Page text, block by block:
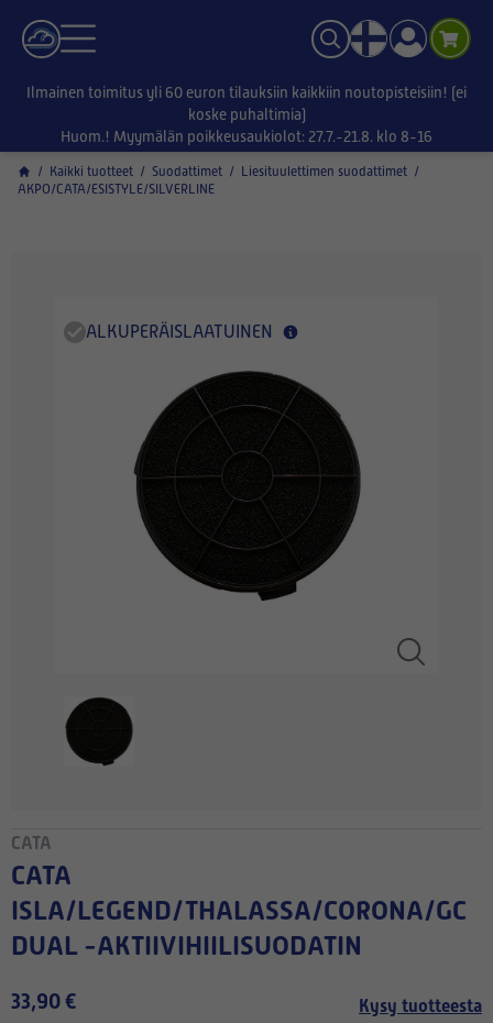
Ilmainen toimitus yli 60 euron tilauksiin kaikkiin noutopisteisiin! (ei
koske puhaltimia)
Huom.! Myymälän poikkeusaukiolot: 27.7.-21.8. klo 8-16
/ Kaikki tuotteet / Suodattimet / Liesituulettimen suodattimet /
AKPO/CATA/ESISTYLE/SILVERLINE
ALKUPERÄISLAATUINEN
CATA
CATA
ISLA/LEGEND/THALASSA/CORONA/GC
DUAL -AKTIIVIHIILISUODATIN
33,90 € Kysy tuotteesta